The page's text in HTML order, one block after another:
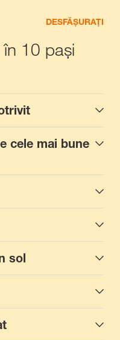
DESFĂȘURAȚI
10 pași
cele mai bune
sol